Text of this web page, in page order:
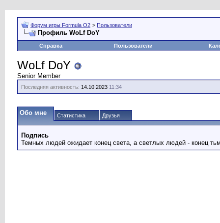
Форум игры Formula O2 > Пользователи
Профиль WoLf DoY
Справка Пользователи
WoLf DoY
Senior Member
Последняя активность: 14.10.2023 11:34
Обо мне Статистика Друзья
Подпись
Темных людей ожидает конец света, а светлых людей - конец